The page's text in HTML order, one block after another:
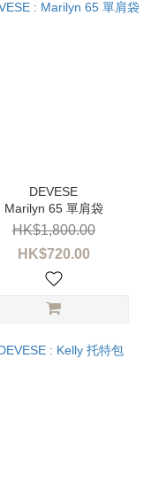
Marilyn 65 單肩袋
HK$720.00
HK$1,800.00